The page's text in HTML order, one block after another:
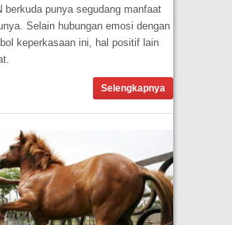
berkuda punya segudang manfaat
Selain hubungan emosi dengan
keperkasaan ini, hal positif lain
Selengkapnya